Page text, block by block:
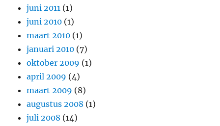
juni 2011 (1)
juni 2010 (1)
maart 2010 (1)
januari 2010 (7)
oktober 2009 (1)
april 2009 (4)
maart 2009 (8)
augustus 2008 (1)
juli 2008 (14)